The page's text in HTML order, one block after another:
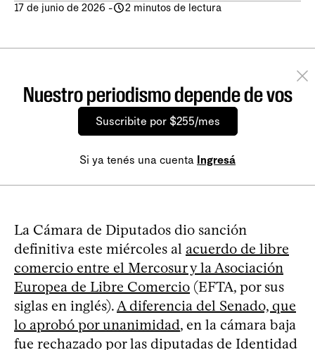
17 de junio de 2026 - 2 minutos de lectura
Nuestro periodismo depende de vos
Suscribite por $255/mes
Si ya tenés una cuenta Ingresá
La Cámara de Diputados dio sanción
definitiva este miércoles al acuerdo de libre
comercio entre el Mercosur y la Asociación
Europea de Libre Comercio (EFTA, por sus
siglas en inglés). A diferencia del Senado, que
lo aprobó por unanimidad, en la cámara baja
fue rechazado por las diputadas de Identidad